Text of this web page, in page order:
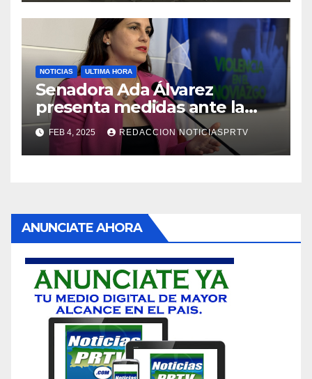
NOTICIAS ULTIMA HORA
Senadora Ada Álvarez
presenta medidas ante la
violencia en el noviazgo
FEB 4, 2025 REDACCION NOTICIASPRTV
ANUNCIATE AHORA